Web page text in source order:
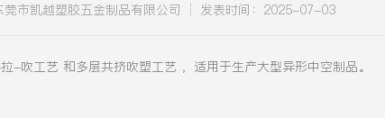
莞市凯越塑胶五金制品有限公司 发表时间：2025-07-03
工艺 和多层共挤吹塑工艺 ‌，适用于生产大型异形中空制品。